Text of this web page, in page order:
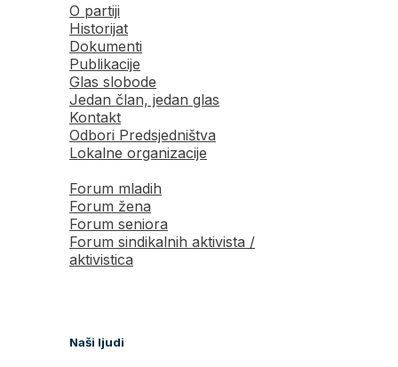
O partiji
Historijat
Dokumenti
Publikacije
Glas slobode
Jedan član, jedan glas
Kontakt
Odbori Predsjedništva
Lokalne organizacije
Forum mladih
Forum žena
Forum seniora
Forum sindikalnih aktivista /
aktivistica
Naši ljudi